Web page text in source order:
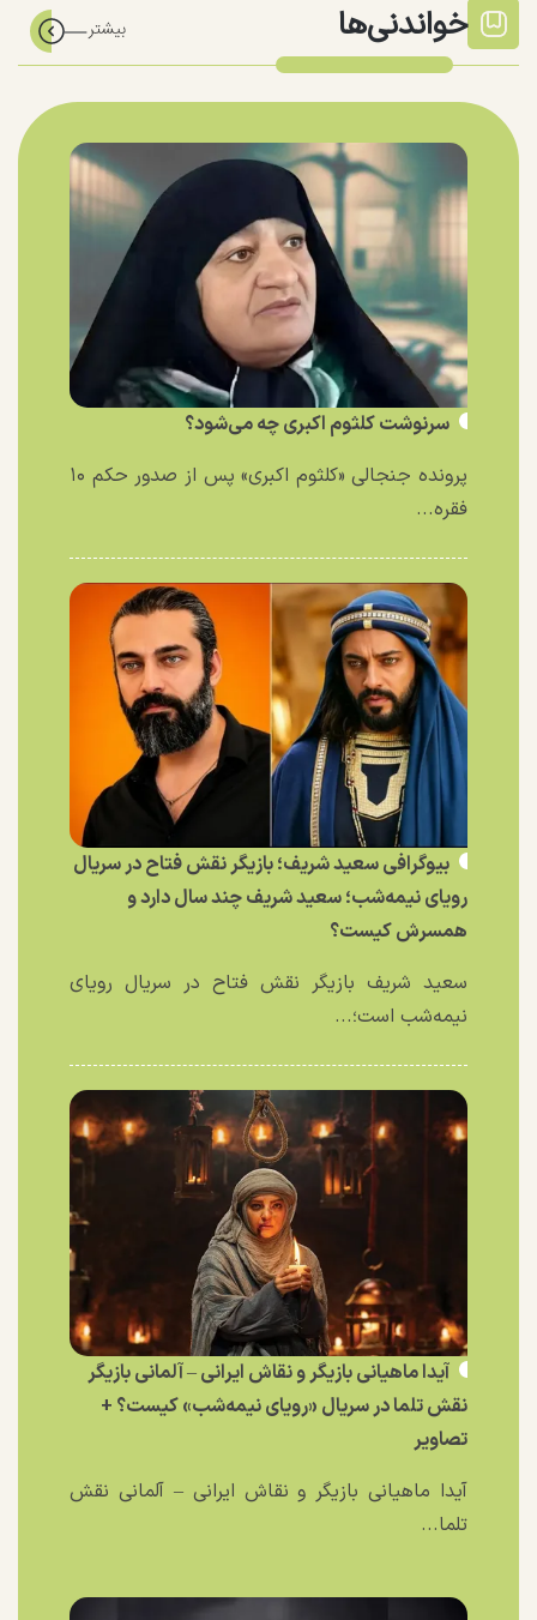
خواندنی‌ها
سرنوشت کلثوم اکبری چه می‌شود؟
پرونده جنجالی «کلثوم اکبری» پس از صدور حکم ۱۰
فقره...
بیوگرافی سعید شریف؛ بازیگر نقش فتاح در سریال
رویای نیمه‌شب؛ سعید شریف چند سال دارد و
همسرش کیست؟
سعید شریف بازیگر نقش فتاح در سریال رویای
نیمه‌شب است؛...
آیدا ماهیانی بازیگر و نقاش ایرانی – آلمانی بازیگر
نقش تلما در سریال «رویای نیمه‌شب» کیست؟ +
تصاویر
آیدا ماهیانی بازیگر و نقاش ایرانی – آلمانی نقش
تلما...